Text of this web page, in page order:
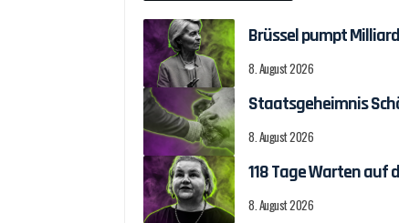
Brüssel pumpt
8. August 2026
Staatsgeheimnis
8. August 2026
118 Tage Warten auf
8. August 2026